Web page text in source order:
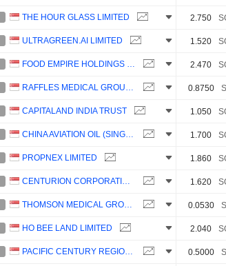
THE HOUR GLASS LIMITED 2.750
ULTRAGREEN.AI LIMITED 1.520
FOOD EMPIRE HOLDINGS LIMITED 2.470
RAFFLES MEDICAL GROUP LTD 0.8750
CAPITALAND INDIA TRUST 1.050
CHINA AVIATION OIL (SINGAPORE) CORPORATION LTD 1.700
PROPNEX LIMITED 1.860
CENTURION CORPORATION LIMITED 1.620
THOMSON MEDICAL GROUP LIMITED 0.0530
HO BEE LAND LIMITED 2.040
PACIFIC CENTURY REGIONAL DEVELOPMENTS LIMITED 0.5000